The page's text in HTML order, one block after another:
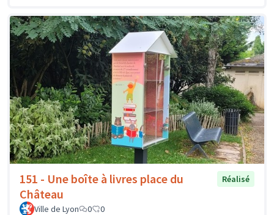
151 - Une boîte à livres place du
Château
Réalisé
Ville de Lyon 0 0